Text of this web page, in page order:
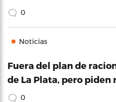
0
Noticias
Fuera del plan de
de La Plata, pero piden
0